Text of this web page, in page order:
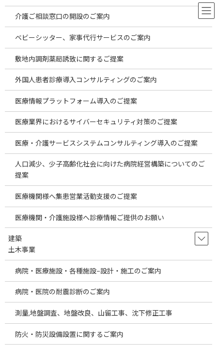
コ
プ
ナ
動
日本医療の海外進出事情 ～モン
ゴル編～
HOME お役立ち情報
レポート
この記事の目次
海外へ進出もしくは医療機関の買収をご検討の医療法人、医療機
関、医師の皆様へ
各国語の詳しい内容はこちら
海外の皆様で日本の医療機関の誘致をご希望される方へ
institutions
介護ご相談窓口の開設のご案内
ベビーシッター、家事代行サービスのご案内
敷地内調剤薬局誘致に関するご提案
外国人患者診療導入コンサルティングのご案内
医療情報プラットフォーム導入のご提案
医療業界におけるサイバーセキュリティ対策のご提案
医療・介護サービスシステムコンサルティング導入のご提案
人口減少、少子高齢化社会に向けた病院経営構築についてのご
提案
医療機関様へ集患営業活動支援のご提案
医療機関・介護施設様へ診療情報ご提供のお願い
建築
土木事業
病院・医療施設・各種施設−設計・施工のご案内
病院・医院の耐震診断のご案内
測量,地盤調査、地盤改良、山留工事、沈下修正工事
防火・防災設備設置に関するご案内